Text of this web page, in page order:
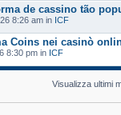
de cassino tão
8:26 am in ICF
Coins nei casinò
8:30 pm in ICF
Visualizza ultimi